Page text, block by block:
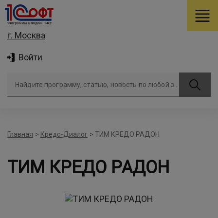
г. Москва
Войти
Главная > Кредо-Диалог > ТИМ КРЕДО РАДОН
ТИМ КРЕДО РАДОН